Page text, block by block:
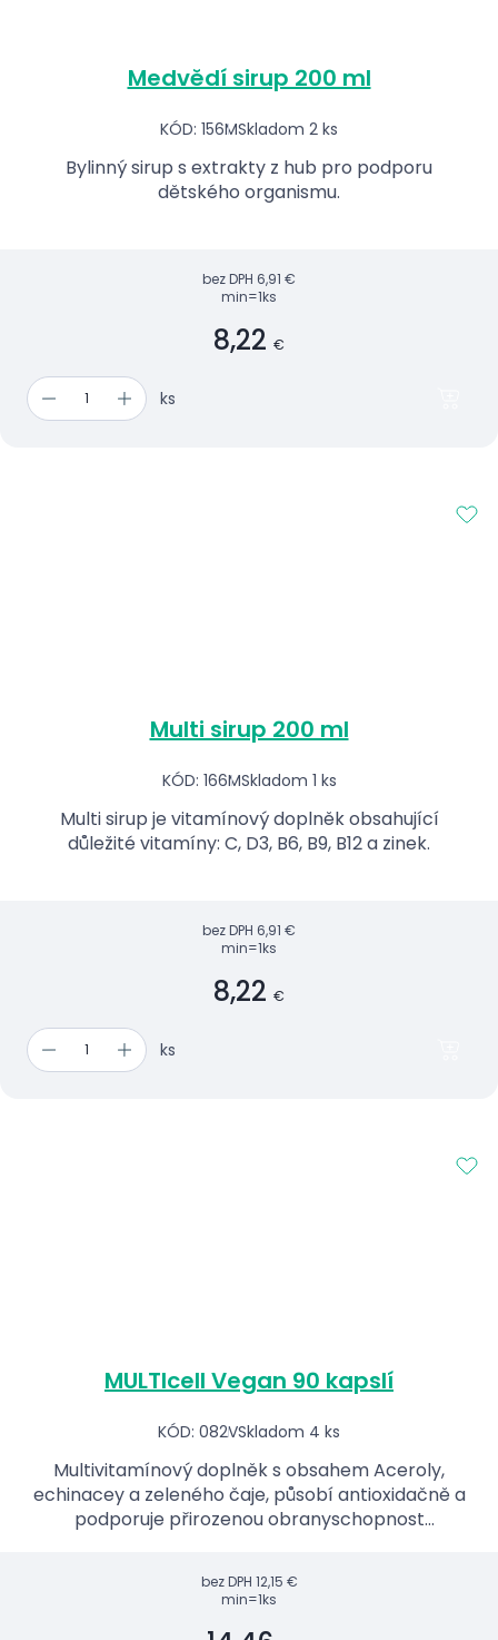
Medvědí sirup 200 ml
KÓD: 156MSkladom 2 ks
Bylinný sirup s extrakty z hub pro podporu
dětského organismu.
bez DPH 6,91 €
min=1ks
8,22 €
ks
Multi sirup 200 ml
KÓD: 166MSkladom 1 ks
Multi sirup je vitamínový doplněk obsahující
důležité vitamíny: C, D3, B6, B9, B12 a zinek.
bez DPH 6,91 €
min=1ks
8,22 €
ks
MULTIcell Vegan 90 kapslí
KÓD: 082VSkladom 4 ks
Multivitamínový doplněk s obsahem Aceroly,
echinacey a zeleného čaje, působí antioxidačně a
podporuje přirozenou obranyschopnost
bez DPH 12,15 €
min=1ks